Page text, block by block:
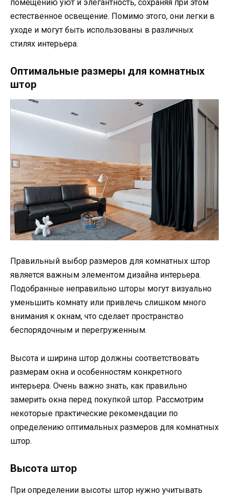
помещению уют и элегантность, сохраняя при этом
естественное освещение. Помимо этого, они легки в
уходе и могут быть использованы в различных
стилях интерьера.
Оптимальные размеры для комнатных
штор
Правильный выбор размеров для комнатных штор
является важным элементом дизайна интерьера.
Подобранные неправильно шторы могут визуально
уменьшить комнату или привлечь слишком много
внимания к окнам, что сделает пространство
беспорядочным и перегруженным.
Высота и ширина штор должны соответствовать
размерам окна и особенностям конкретного
интерьера. Очень важно знать, как правильно
замерить окна перед покупкой штор. Рассмотрим
некоторые практические рекомендации по
определению оптимальных размеров для комнатных
штор.
Высота штор
При определении высоты штор нужно учитывать